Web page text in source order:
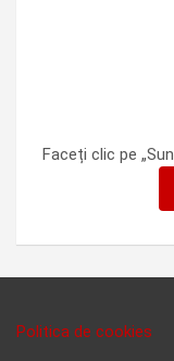
Faceți clic pe
Politica de cookies